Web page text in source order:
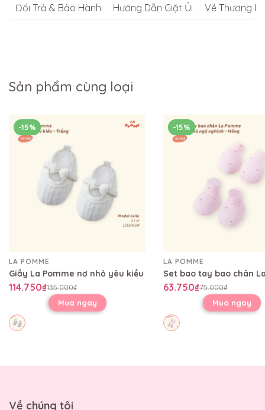
Đổi Trả & Bảo Hành Hướng Dẫn Giặt Ủi Về Thương
Sản phẩm cùng loại
-15%
LA POMME
Giầy La Pomme nơ nhỏ yêu kiều
114.750₫135.000₫
Mua ngay
-15%
LA POMME
63.750₫75.000₫
Mua ngay
Về chúng tôi